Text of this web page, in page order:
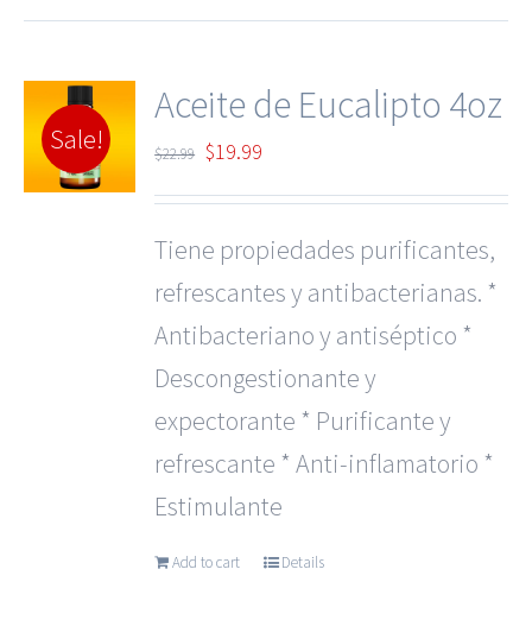
Sale!
Aceite de Eucalipto 4oz
$22.99 Original
price
$22.99.
$19.99
price
is:
Tiene propiedades purificantes,
refrescantes y antibacterianas. *
Antibacteriano y antiséptico *
Descongestionante y
expectorante * Purificante y
refrescante * Anti-inflamatorio *
Estimulante
Add to cart Details